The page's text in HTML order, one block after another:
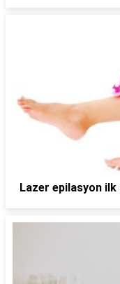
Lazer epilasyon ilk